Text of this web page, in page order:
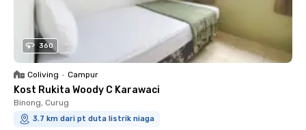
360
Coliving • Campur
Kost Rukita Woody C Karawaci
Binong, Curug
3.7 km dari pt duta listrik niaga